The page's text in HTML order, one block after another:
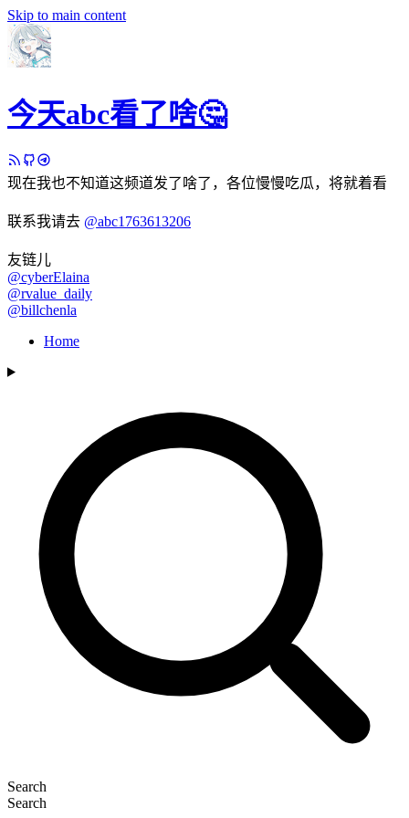
Skip to main content
今天abc看了啥🤔
现在我也不知道这频道发了啥了，各位慢慢吃瓜，将就着看
联系我请去 @abc1763613206
友链儿
@cyberElaina
@rvalue_daily
@billchenla
Home
Search
Search